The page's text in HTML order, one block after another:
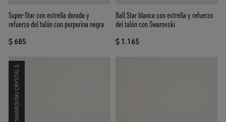
Super-Star con estrella dorada y
refuerzo del talón con purpurina negra
$ 685
Ball Star blanca con estrella y refuerzo
del talón con Swarovski
$ 1.165
SWAROVSKI CRYSTALS